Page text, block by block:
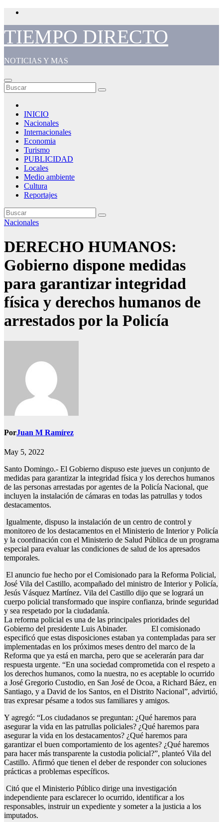
Saltar
contenido
TIEMPO DIRECTO
NOTICIAS Y MAS
INICIO
Nacionales
Internacionales
Economia
Turismo
PUBLICIDAD
Locales
Medio ambiente
Cultura
Reportajes
Nacionales
DERECHO HUMANOS:
Gobierno dispone medidas
para garantizar integridad
física y derechos humanos de
arrestados por la Policía
PorJuan M Ramírez
May 5, 2022
Santo Domingo.- El Gobierno dispuso este jueves un conjunto de
medidas para garantizar la integridad física y los derechos humanos
de las personas arrestadas por agentes de la Policía Nacional, que
incluyen la instalación de cámaras en todas las patrullas y todos
destacamentos.
Igualmente, dispuso la instalación de un centro de control y
monitoreo de los destacamentos en el Ministerio de Interior y Policía
y la coordinación con el Ministerio de Salud Pública de un programa
especial para evaluar las condiciones de salud de los apresados
temporales.
El anuncio fue hecho por el Comisionado para la Reforma Policial,
José Vila del Castillo, acompañado del ministro de Interior y Policía,
Jesús Vásquez Martínez. Vila del Castillo dijo que se logrará un
cuerpo policial transformado que inspire confianza, brinde seguridad
y sea respetado por la ciudadanía.
La reforma policial es una de las principales prioridades del
Gobierno del presidente Luis Abinader. El comisionado
especificó que estas disposiciones estaban ya contempladas para ser
implementadas en los próximos meses dentro del marco de la
Reforma que ya está en marcha, pero que se acelerarán para dar
respuesta urgente. “En una sociedad comprometida con el respeto a
los derechos humanos, como la nuestra, no es aceptable lo ocurrido
a José Gregorio Custodio, en San José de Ocoa, a Richard Báez, en
Santiago, y a David de los Santos, en el Distrito Nacional”, advirtió,
tras expresar pésame a todos sus familiares y amigos.
Y agregó: “Los ciudadanos se preguntan: ¿Qué haremos para
asegurar la vida en las patrullas policiales? ¿Qué haremos para
asegurar la vida en los destacamentos? ¿Qué haremos para
garantizar el buen comportamiento de los agentes? ¿Qué haremos
para hacer más transparente la custodia policial?”, planteó Vila del
Castillo. Afirmó que tienen el deber de responder con soluciones
prácticas a problemas específicos.
Citó que el Ministerio Público dirige una investigación
independiente para esclarecer lo ocurrido, identificar a los
responsables, instruir un expediente y someter a la justicia a los
imputados.